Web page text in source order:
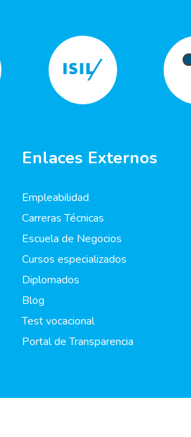
Enlaces Externos
Empleabilidad
Carreras Técnicas
Escuela de Negocios
Cursos especializados
Diplomados
Blog
Test vocacional
Portal de Transparencia